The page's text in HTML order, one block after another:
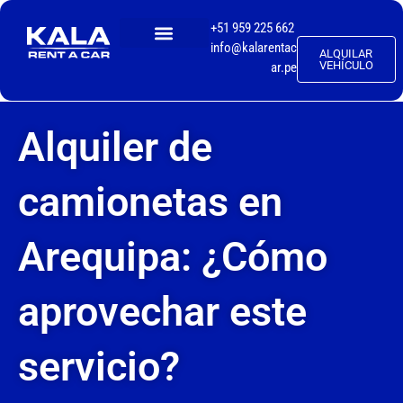
+51 959 225 662
info@kalarentac
ar.pe
ALQUILAR
VEHÍCULO
Alquiler de
camionetas en
Arequipa: ¿Cómo
aprovechar este
servicio?